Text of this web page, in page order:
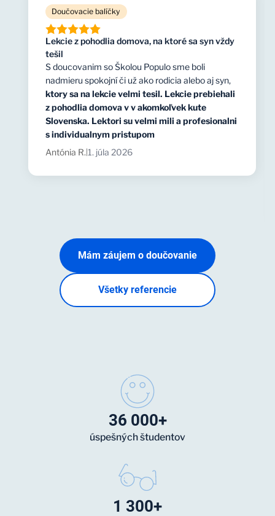
Doučovacie balíčky
Lekcie z pohodlia domova, na ktoré sa syn vždy
tešil
S doucovanim so Školou Populo sme boli
nadmieru spokojní či už ako rodicia alebo aj syn,
ktory sa na lekcie velmi tesil. Lekcie prebiehali
z pohodlia domova v v akomkoľvek kute
Slovenska. Lektori su velmi mili a profesionalni
s individualnym pristupom
Antónia R.|1. júla 2026
Mám záujem o doučovanie
Všetky referencie
36 000+
úspešných študentov
1 300+